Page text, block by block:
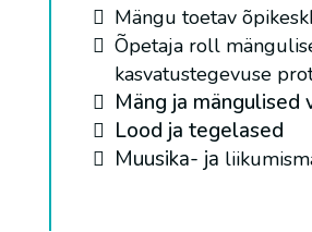
Mängu toetav
Õpetaja roll
kasvatustegevuse
Mäng ja mängulised
Lood ja tegelased
Muusika- ja